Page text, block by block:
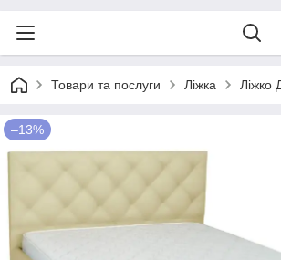
Товари та послуги Ліжка Ліжко
–13%